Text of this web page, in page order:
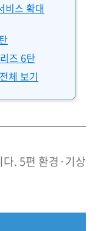
비스 확대
즈 6탄
체 보기
. 5편 환경·기상